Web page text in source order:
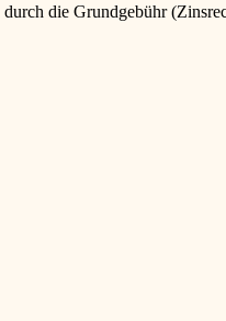
die Grundgebühr